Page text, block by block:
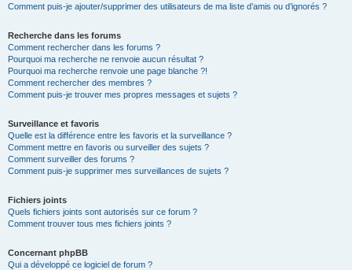
Comment puis-je ajouter/supprimer des utilisateurs de ma liste d’amis ou d’ignorés ?
Recherche dans les forums
Comment rechercher dans les forums ?
Pourquoi ma recherche ne renvoie aucun résultat ?
Pourquoi ma recherche renvoie une page blanche ?!
Comment rechercher des membres ?
Comment puis-je trouver mes propres messages et sujets ?
Surveillance et favoris
Quelle est la différence entre les favoris et la surveillance ?
Comment mettre en favoris ou surveiller des sujets ?
Comment surveiller des forums ?
Comment puis-je supprimer mes surveillances de sujets ?
Fichiers joints
Quels fichiers joints sont autorisés sur ce forum ?
Comment trouver tous mes fichiers joints ?
Concernant phpBB
Qui a développé ce logiciel de forum ?